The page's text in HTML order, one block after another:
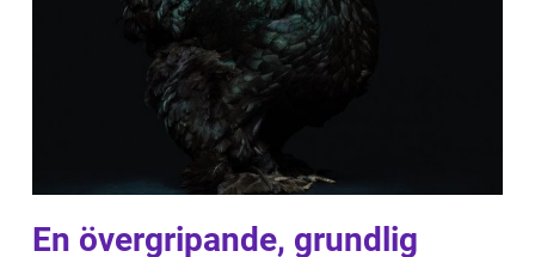
En övergripande, grundlig